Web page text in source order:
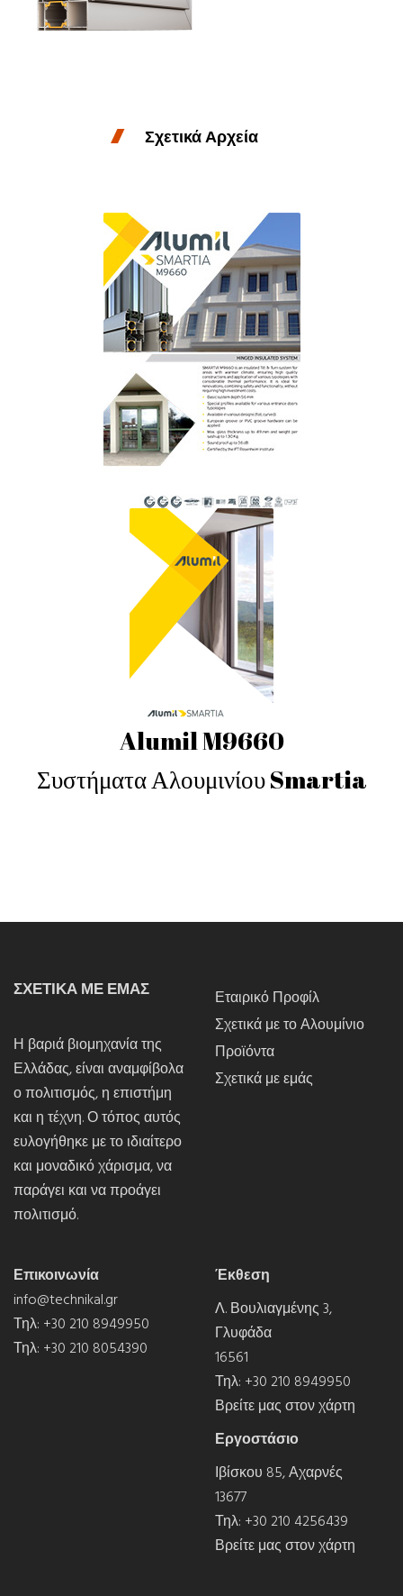
Σχετικά Αρχεία
Alumil M9660
Συστήματα Αλουμινίου Smartia
ΣΧΕΤΙΚΑ ΜΕ ΕΜΑΣ
Η βαριά βιομηχανία της
Ελλάδας, είναι αναμφίβολα
ο πολιτισμός, η επιστήμη
και η τέχνη. Ο τόπος αυτός
ευλογήθηκε με το ιδιαίτερο
και μοναδικό χάρισμα, να
παράγει και να προάγει
πολιτισμό.
Εταιρικό Προφίλ
Σχετικά με το Αλουμίνιο
Προϊόντα
Σχετικά με εμάς
Επικοινωνία
info@technikal.gr
Τηλ: +30 210 8949950
Τηλ: +30 210 8054390
Έκθεση
Λ. Βουλιαγμένης 3,
Γλυφάδα
16561
Τηλ: +30 210 8949950
Βρείτε μας στον χάρτη
Εργοστάσιο
Ιβίσκου 85, Αχαρνές
13677
Τηλ: +30 210 4256439
Βρείτε μας στον χάρτη